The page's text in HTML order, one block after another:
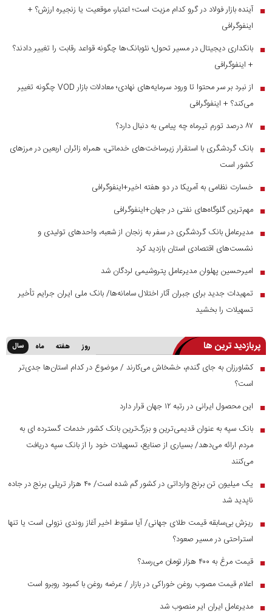
■ آینده بازار فولاد در گرو کدام مزیت است؛ اعتبار، موقعیت یا زنجیره ارزش؟ +
اینفوگرافی
■ بانکداری دیجیتال در مسیر تحول؛ نئوبانک‌ها چگونه قواعد رقابت را تغییر دادند؟
+ اینفوگرافی
■
از نبرد بر سر محتوا تا ورود سرمایه‌های نهادی؛ معادلات بازار VOD چگونه تغییر
می‌کند؟ + اینفوگرافی
■ ۸۷ درصد تورم تیرماه چه پیامی به دنبال دارد؟
■ بانک گردشگری با استقرار زیرساخت‌های خدماتی، همراه زائران اربعین در مرز‌های
کشور است
■ خسارت نظامی به آمریکا در دو هفته اخیر+اینفوگرافی
■ مهم‌ترین گلوگاه‌های نفتی در جهان+اینفوگرافی
■ مدیرعامل بانک گردشگری در سفر به زنجان از شعبه، واحدهای تولیدی و
نشست‌های اقتصادی استان بازدید کرد
■ امیرحسین پهلوان مدیرعامل پتروشیمی لردگان شد
■
تمهیدات جدید برای جبران آثار اختلال سامانه‌ها/ بانک ملی ایران جرایم تأخیر
تسهیلات را بخشید
پربازدید ترین ها روز هفته ماه سال
■ کشاورزان به جای گندم، خشخاش می‌کارند / موضوع در کدام استان‌ها جدی‌تر
است؟
■ این محصول ایرانی در رتبه ۱۲ جهان قرار دارد
■ بانک سپه به عنوان قدیمی‌ترین و بزرگ‌ترین بانک کشور خدمات گسترده ای به
مردم ارائه می‌دهد/ بسیاری از صنایع، تسهیلات خود را از بانک سپه دریافت
می‌کنند
■
یک میلیون تن برنج وارداتی در کشور گم شده است/ ۴۰ هزار تریلی برنج در جاده
ناپدید شد
■
ریزش بی‌سابقه قیمت طلای جهانی/ آیا سقوط اخیر آغاز روندی نزولی است یا تنها
استراحتی در مسیر صعود؟
■ قیمت مرغ به ۴۰۰ هزار تومان می‌رسد؟
■ اعلام قیمت مصوب روغن خوراکی در بازار / عرضه روغن با کمبود روبرو است
■ مدیرعامل ایران ایر منصوب شد